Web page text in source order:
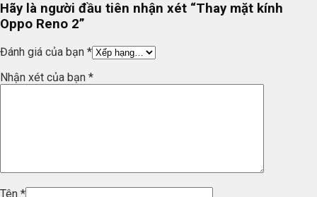
Hãy là người đầu tiên nhận xét “Thay mặt kính
Oppo Reno 2”
Đánh giá của bạn *
Nhận xét của bạn *
Tên *